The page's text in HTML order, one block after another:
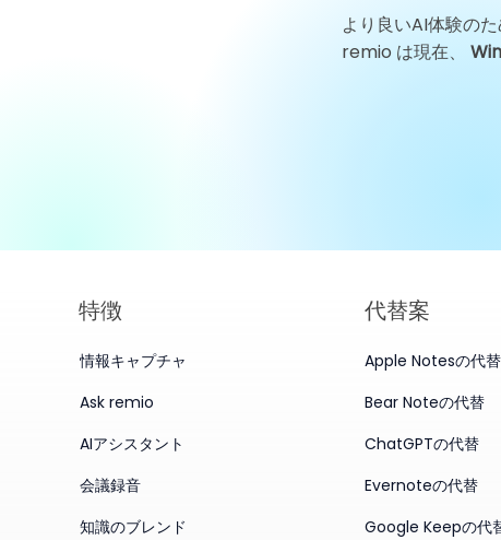
GigaDeviceテクノロジーニ
ュース：チップサイクルが確
より良いAI体験のた
remio は現在、
特徴
情報キャプチャ
Ask remio
AIアシスタント
会議録音
知識のブレンド
代替案
Apple Notesの代替
Bear Noteの代替
ChatGPTの代替
Evernoteの代替
Google Keepの代